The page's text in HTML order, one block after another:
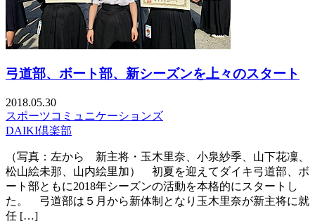
弓道部、ボート部、新シーズンを上々のスタート
2018.05.30
スポーツコミュニケーションズ
DAIKI倶楽部
（写真：左から 新主将・玉木里奈、小泉紗季、山下花凜、
松山絵未那、山内絵里加） 初夏を迎えてダイキ弓道部、ボ
ート部ともに2018年シーズンの活動を本格的にスタートし
た。 弓道部は５月から新体制となり玉木里奈が新主将に就
任 […]